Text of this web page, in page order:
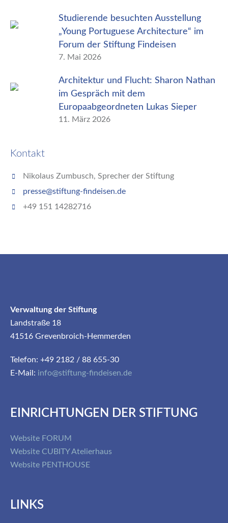
Studierende besuchten Ausstellung
„Young Portuguese Architecture“ im
Forum der Stiftung Findeisen
7. Mai 2026
Architektur und Flucht: Sharon Nathan
im Gespräch mit dem
Europaabgeordneten Lukas Sieper
11. März 2026
Kontakt
Nikolaus Zumbusch, Sprecher der Stiftung
presse@stiftung-findeisen.de
+49 151 14282716
Verwaltung der Stiftung
Landstraße 18
41516 Grevenbroich-Hemmerden
Telefon: +49 2182 / 88 655-30
E-Mail: info@stiftung-findeisen.de
EINRICHTUNGEN DER STIFTUNG
Website FORUM
Website CUBITY Atelierhaus
Website PENTHOUSE
LINKS